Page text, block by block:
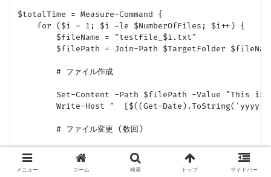
$totalTime = Measure-Command {
    for ($i = 1; $i -le $NumberOfFiles; $i++) {
        $fileName = "testfile_$i.txt"
$filePath = Join-Path $TargetFolder
        # ファイル作成
Set-Content -Path $filePath -Value "This
Write-Host "  [$((Get-Date).ToString('yyyy-
        # ファイル変更 (数回)
        for ($j = 1; $j -le 3; $j++) {
Add-Content -Path $filePath -Value
メニュー ホーム 検索 トップ サイドバー